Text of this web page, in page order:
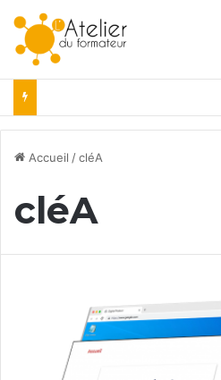
Accueil /cléA
cléA